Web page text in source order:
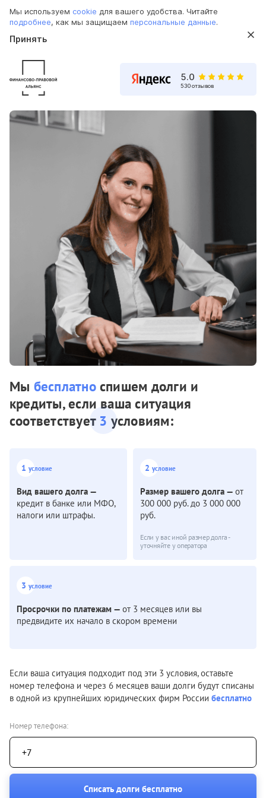
Мы используем cookie для вашего удобства. Читайте
подробнее, как мы защищаем персональные данные.
Принять
5.0
530 отзывов
Мы бесплатноспишем долги и
кредиты, если ваша ситуация
соответствует 3 условиям:
1 условие
Вид вашего долга —
кредит в банке или МФО,
налоги или штрафы.
2 условие
Размер вашего долга — от
300 000 руб. до 3 000 000
руб.
Если у вас иной размер долга -
уточняйте у оператора
3 условие
Просрочки по платежам — от 3 месяцев или вы
предвидите их начало в скором времени
Если ваша ситуация подходит под эти 3 условия, оставьте
номер телефона и через 6 месяцев ваши долги будут списаны
в одной из крупнейших юридических фирм России бесплатно
Номер телефона: